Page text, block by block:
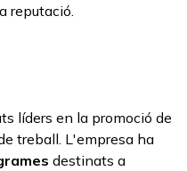
reputació.
líders en la promoció de
treball. L'empresa ha
destinats a